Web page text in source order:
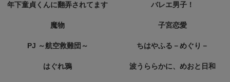
年下童貞くんに翻弄されてます バレエ男子！
魔物 子宮恋愛
PJ ～航空救難団～ ちはやふる－めぐり－
はぐれ鴉 波うららかに、めおと日和